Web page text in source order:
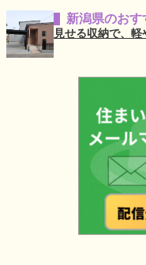
新潟県のおす
見せる収納で、軽